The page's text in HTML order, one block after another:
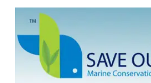
১৩ জেলায় ঝোড়ো হাওয়া-বজ্রবৃষ্টির শঙ্কা,
সতর্কসংকেত
দেশের ৫ জেলায় বন্যার শঙ্কা